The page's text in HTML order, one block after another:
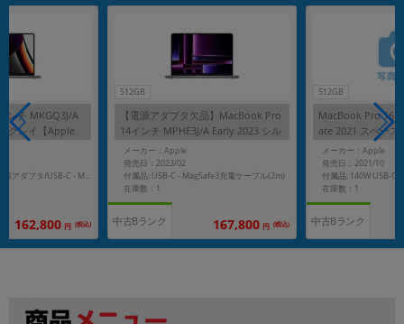
ンチ MKGQ3J/A
グレイ【Apple
1TB SSD】
付属品: 96W USB-C電源アダプタ/USB-C - MagSafe3充電ケーブル
162,800 円 (税込)
512GB
【電源アダプタ欠品】MacBook Pro
14インチ MPHE3J/A Early 2023 シル
バー【Apple M2 Pro(10コア)/16GB/
512GB SSD】
メーカー：Apple
発売日：2023/02
付属品: USB-C - MagSafe3充電ケーブル(2m)
在庫数：1
中古Bランク 167,800 円 (税込)
512GB
MacBook Pro 16
ate 2021 スペー
1 Pro(10コア)/
メーカー：Apple
発売日：2021/10
在庫数：1
中古Bランク